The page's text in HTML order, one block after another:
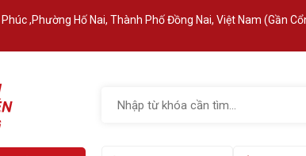
,Phường Hố Nai, Thành Phố Đồng Nai, Việt Nam (Gần